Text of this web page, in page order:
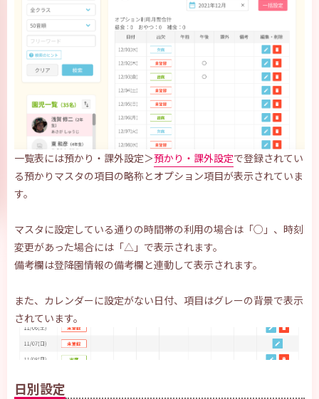
一覧表には預かり・課外設定＞預かり・課外設定で登録されてい
る預かりマスタの項目の略称とオプション項目が表示されていま
す。
マスタに設定している通りの時間帯の利用の場合は「○」、時刻
変更があった場合には「△」で表示されます。
備考欄は登降園情報の備考欄と連動して表示されます。
また、カレンダーに設定がない日付、項目はグレーの背景で表示
されています。
日別設定